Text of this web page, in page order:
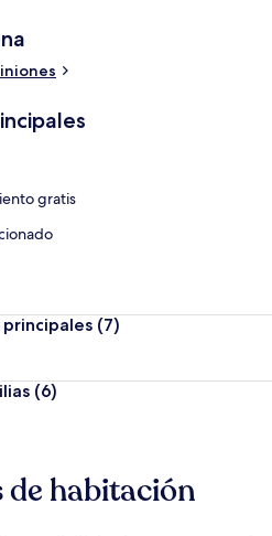
gratis
(7)
(6)
de habitación